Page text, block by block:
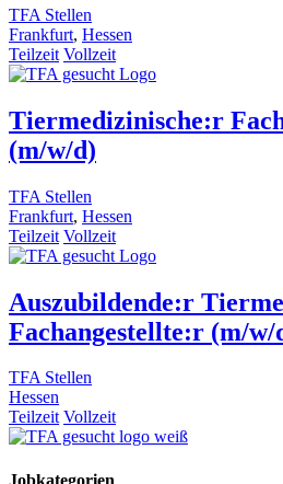
TFA Stellen
Frankfurt, Hessen
Teilzeit Vollzeit
Tiermedizinische:r
(m/w/d)
TFA Stellen
Frankfurt, Hessen
Teilzeit Vollzeit
Auszubildende:r
Fachangestellte:r (m/w/
TFA Stellen
Hessen
Teilzeit Vollzeit
Jobkategorien